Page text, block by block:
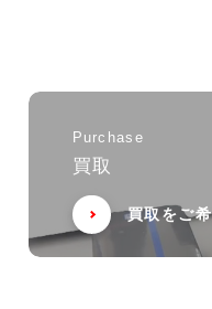
Purchase
買取
買取をご